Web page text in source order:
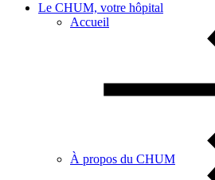
Le CHUM, votre hôpital
Accueil
À propos du CHUM